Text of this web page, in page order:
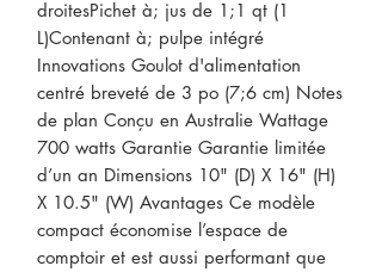
droitesPichet à; jus de 1;1 qt (1
L)Contenant à; pulpe intégré
Innovations Goulot d'alimentation
centré breveté de 3 po (7;6 cm) Notes
de plan Conçu en Australie Wattage
700 watts Garantie Garantie limitée
d’un an Dimensions 10" (D) X 16" (H)
X 10.5" (W) Avantages Ce modèle
compact économise l’espace de
comptoir et est aussi performant que